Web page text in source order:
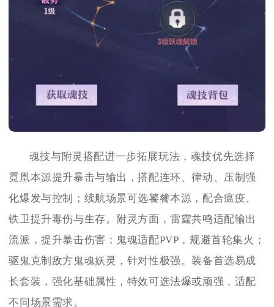
魂技与附灵搭配进一步拓展玩法，魂技优先选择
霓凰本源提升暴击与输出，搭配连环、律动、压制强
化爆发与控制；续航场景可选饕餮本源，配合瘟疫、
铁卫提升毒伤与生存。附灵方面，雷霆共鸣适配输出
流派，提升暴击伤害；鬼魂适配PVP，规避首轮集火；
驱鬼克制敌方鬼魂妖灵，针对性极强。装备首选易成
长套装，强化基础属性，特效可选法爆或顽强，适配
不同场景需求。